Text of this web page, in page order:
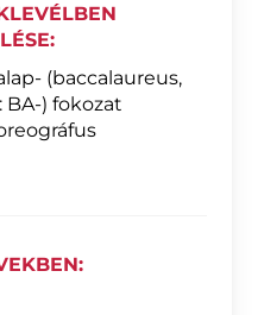
(baccalaureus,
BA-) fokozat